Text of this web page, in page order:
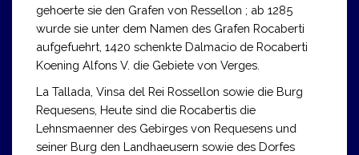
gehoerte sie den Grafen von Ressellon ; ab 1285
wurde sie unter dem Namen des Grafen Rocaberti
aufgefuehrt, 1420 schenkte Dalmacio de Rocaberti
Koening Alfons V. die Gebiete von Verges.
La Tallada, Vinsa del Rei Rossellon sowie die Burg
Requesens, Heute sind die Rocabertis die
Lehnsmaenner des Gebirges von Requesens und
seiner Burg den Landhaeusern sowie des Dorfes